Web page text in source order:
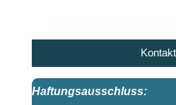
Kontakt
Haftungsausschluss: